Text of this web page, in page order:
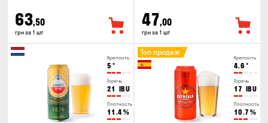
63,50
грн за 1 шт
47,00
грн за 1 шт
Крепость
5 °
Горечь
21 IBU
Плотность
11.4%
Крепость
4.6 °
Горечь
17 IBU
Плотность
10.7 %
Топ продаж